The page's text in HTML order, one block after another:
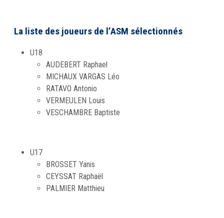
La liste des joueurs de l’ASM sélectionnés
U18
AUDEBERT Raphael
MICHAUX VARGAS Léo
RATAVO Antonio
VERMEULEN Louis
VESCHAMBRE Baptiste
U17
BROSSET Yanis
CEYSSAT Raphaël
PALMIER Matthieu